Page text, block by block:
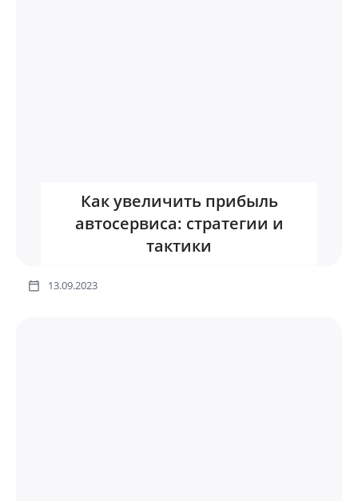
Как увеличить прибыль
автосервиса: стратегии и
тактики
13.09.2023